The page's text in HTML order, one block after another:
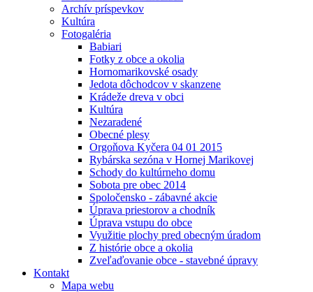
Archív príspevkov
Kultúra
Fotogaléria
Babiari
Fotky z obce a okolia
Hornomarikovské osady
Jedota dôchodcov v skanzene
Krádeže dreva v obci
Kultúra
Nezaradené
Obecné plesy
Orgoňova Kyčera 04 01 2015
Rybárska sezóna v Hornej Marikovej
Schody do kultúrneho domu
Sobota pre obec 2014
Spoločensko - zábavné akcie
Úprava priestorov a chodník
Úprava vstupu do obce
Využitie plochy pred obecným úradom
Z histórie obce a okolia
Zveľaďovanie obce - stavebné úpravy
Kontakt
Mapa webu